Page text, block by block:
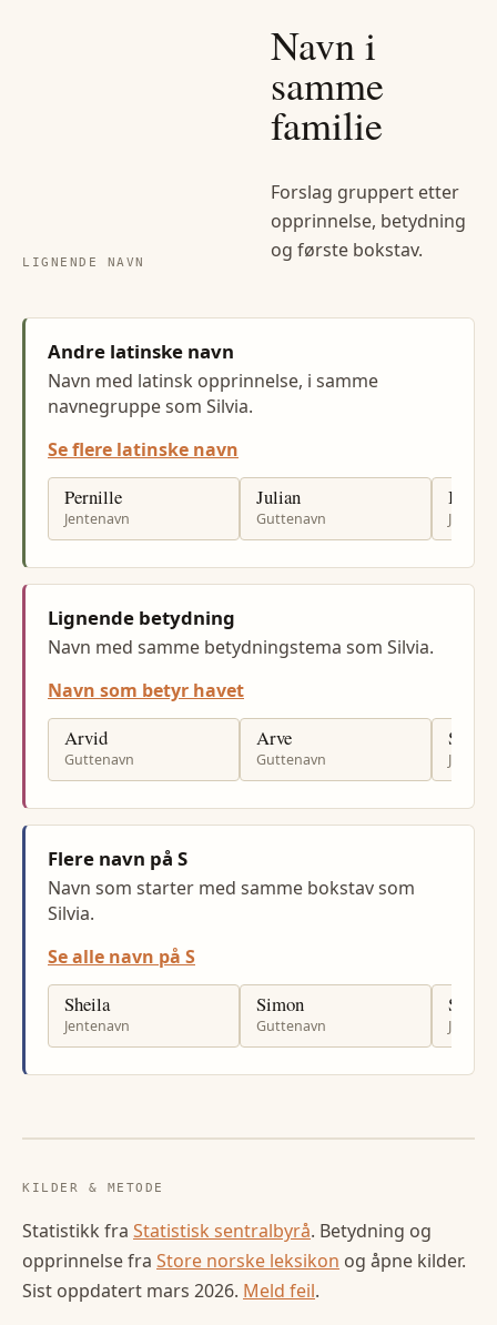
LIGNENDE NAVN
Navn i
samme
familie
Forslag gruppert etter
opprinnelse, betydning
og første bokstav.
Andre latinske navn
Navn med latinsk opprinnelse, i samme
navnegruppe som Silvia.
Se flere latinske navn
Pernille
Jentenavn
Julian
Guttenavn
Beate
Lignende betydning
Navn med samme betydningstema som Silvia.
Navn som betyr havet
Arvid
Guttenavn
Arve
Guttenavn
Sylvi
Flere navn på S
Navn som starter med samme bokstav som
Silvia.
Se alle navn på S
Sheila
Jentenavn
Simon
Guttenavn
Siri
KILDER & METODE
Statistikk fra Statistisk sentralbyrå. Betydning og
opprinnelse fra Store norske leksikon og åpne kilder.
Sist oppdatert mars 2026. Meld feil.